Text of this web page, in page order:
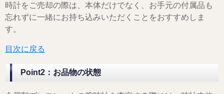
時計をご売却の際は、本体だけでなく、お手元の付属品も
忘れずに一緒にお持ち込みいただくことをおすすめしま
す。
目次に戻る
Point2：お品物の状態